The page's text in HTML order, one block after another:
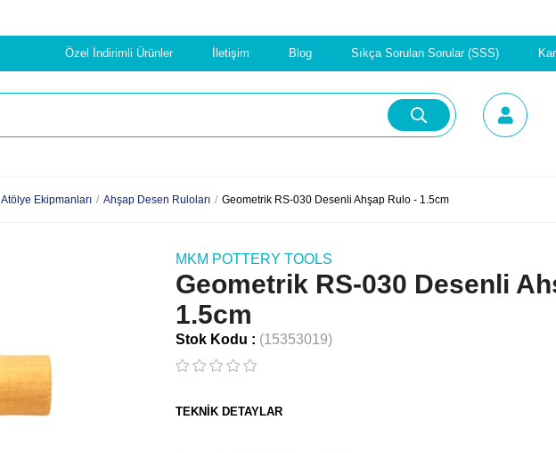
Özel İndirimli Ürünler İletişim Blog Sıkça Sorulan Sorular (SSS)
Atölye Ekipmanları Ahşap Desen Ruloları Geometrik RS-030 Desenli Ahşap Rulo - 1.5cm
MKM POTTERY TOOLS
Geometrik RS-030 Desenli
1.5cm
Stok Kodu (15353019)
TEKNİK DETAYLAR